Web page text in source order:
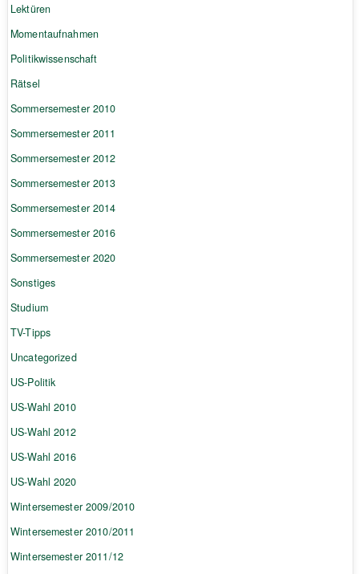
Lektüren
Momentaufnahmen
Politikwissenschaft
Rätsel
Sommersemester 2010
Sommersemester 2011
Sommersemester 2012
Sommersemester 2013
Sommersemester 2014
Sommersemester 2016
Sommersemester 2020
Sonstiges
Studium
TV-Tipps
Uncategorized
US-Politik
US-Wahl 2010
US-Wahl 2012
US-Wahl 2016
US-Wahl 2020
Wintersemester 2009/2010
Wintersemester 2010/2011
Wintersemester 2011/12